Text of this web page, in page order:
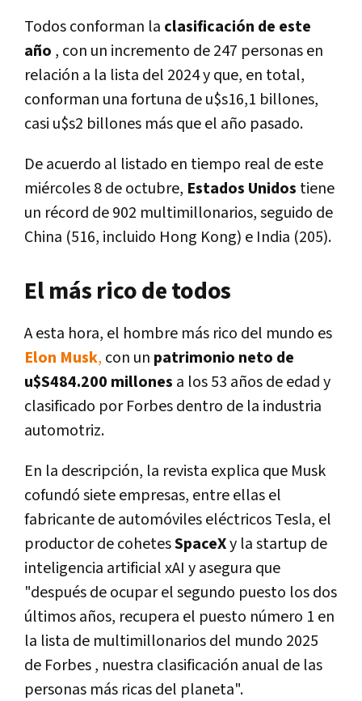
Todos conforman la clasificación de este
año , con un incremento de 247 personas en
relación a la lista del 2024 y que, en total,
conforman una fortuna de u$s16,1 billones,
casi u$s2 billones más que el año pasado.
De acuerdo al listado en tiempo real de este
miércoles 8 de octubre, Estados Unidos tiene
un récord de 902 multimillonarios, seguido de
China (516, incluido Hong Kong) e India (205).
El más rico de todos
A esta hora, el hombre más rico del mundo es
Elon Musk, con un patrimonio neto de
u$S484.200 millones a los 53 años de edad y
clasificado por Forbes dentro de la industria
automotriz.
En la descripción, la revista explica que Musk
cofundó siete empresas, entre ellas el
fabricante de automóviles eléctricos Tesla, el
productor de cohetesSpaceXy la startup de
inteligencia artificial xAI y asegura que
"después de ocupar el segundo puesto los dos
últimos años, recupera el puesto número 1 en
la lista de multimillonarios del mundo 2025
de Forbes , nuestra clasificación anual de las
personas más ricas del planeta".